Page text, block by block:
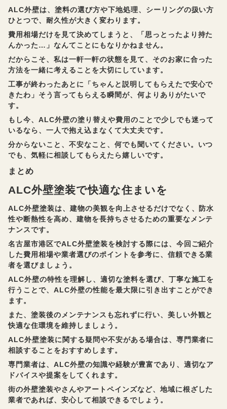
ALC外壁は、塗料の選び方や下地処理、シーリングの扱い方
ひとつで、耐久性が大きく変わります。
費用相場だけを見て決めてしまうと、「思っとったより持た
んかった…」なんてことにもなりかねません。
だからこそ、私は一軒一軒の状態を見て、そのお家に合った
方法を一緒に考えることを大切にしています。
工事が終わったあとに「ちゃんと説明してもらえたで安心で
きたわ」そう言ってもらえる瞬間が、何よりありがたいで
す。
もし今、ALC外壁の塗り替えや費用のことで少しでも迷って
いるなら、一人で抱え込まなくて大丈夫です。
分からないこと、不安なこと、何でも聞いてください。いつ
でも、気軽に相談してもらえたら嬉しいです。
まとめ
ALC外壁塗装で快適な住まいを
ALC外壁塗装は、建物の美観を向上させるだけでなく、防水
性や断熱性を高め、建物を長持ちさせるための重要なメンテ
ナンスです。
名古屋市港区でALC外壁塗装を検討する際には、今回ご紹介
した費用相場や業者選びのポイントを参考に、信頼できる業
者を選びましょう。
ALC外壁の特性を理解し、適切な塗料を選び、丁寧な施工を
行うことで、ALC外壁の性能を最大限に引き出すことができ
ます。
また、塗装後のメンテナンスも忘れずに行い、美しい外観と
快適な住環境を維持しましょう。
ALC外壁塗装に関する疑問や不安がある場合は、専門業者に
相談することをおすすめします。
専門業者は、ALC外壁の知識や経験が豊富であり、適切なア
ドバイスや提案をしてくれます。
街の外壁塗装やさんやアートペインズなど、地域に根ざした
業者であれば、安心して相談できるでしょう。